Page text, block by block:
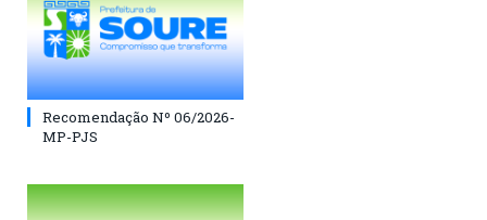
Recomendação Nº 06/2026-
MP-PJS